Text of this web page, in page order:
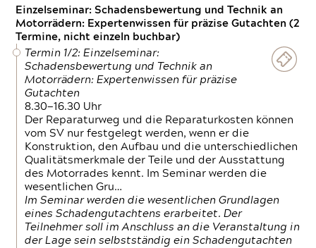
Einzelseminar: Schadensbewertung und Technik an
Motorrädern: Expertenwissen für präzise Gutachten (2
Termine, nicht einzeln buchbar)
Termin 1/2: Einzelseminar:
Schadensbewertung und Technik an
Motorrädern: Expertenwissen für präzise
Gutachten
8.30—16.30 Uhr
Der Reparaturweg und die Reparaturkosten können
vom SV nur festgelegt werden, wenn er die
Konstruktion, den Aufbau und die unterschiedlichen
Qualitätsmerkmale der Teile und der Ausstattung
des Motorrades kennt. Im Seminar werden die
wesentlichen Gru…
Im Seminar werden die wesentlichen Grundlagen
eines Schadengutachtens erarbeitet. Der
Teilnehmer soll im Anschluss an die Veranstaltung in
der Lage sein selbstständig ein Schadengutachten